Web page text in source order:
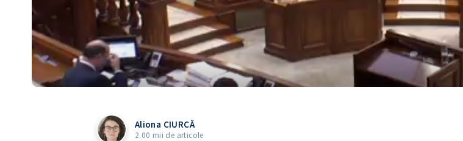
Aliona CIURCĂ
2.00 mii de articole